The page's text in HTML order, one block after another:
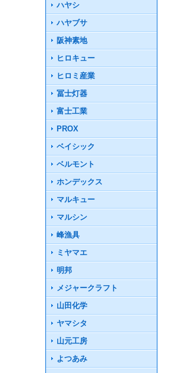
ハヤシ
ハヤブサ
阪神素地
ヒロキュー
ヒロミ産業
冨士灯器
富士工業
PROX
ベイシック
ベルモント
ホンデックス
マルキュー
マルシン
峰漁具
ミヤマエ
明邦
メジャークラフト
山田化学
ヤマシタ
山元工房
よつあみ